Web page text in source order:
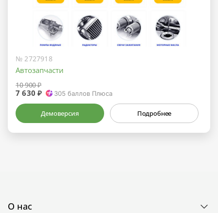
№ 2727918
Автозапчасти
10 900 ₽
7 630 ₽ 305 баллов Плюса
Демоверсия Подробнее
О нас